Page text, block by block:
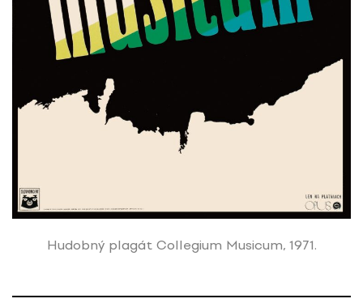
Hudobný plagát Collegium Musicum, 1971.